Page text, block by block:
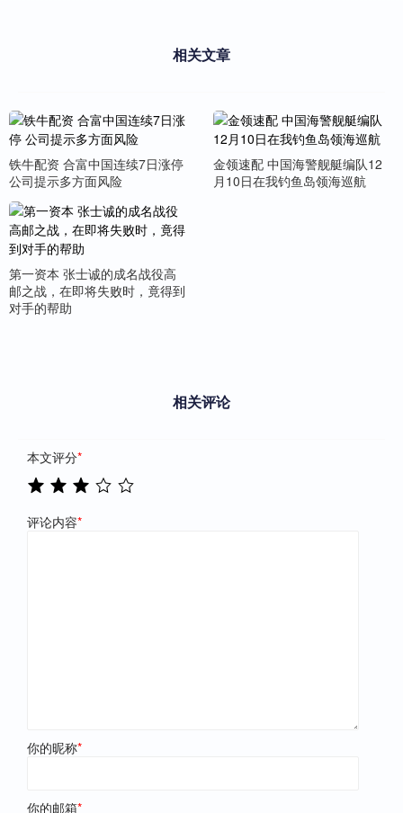
相关文章
铁牛配资 合富中国连续7日涨停
公司提示多方面风险
金领速配 中国海警舰艇编队12
月10日在我钓鱼岛领海巡航
第一资本 张士诚的成名战役高
邮之战，在即将失败时，竟得到
对手的帮助
相关评论
本文评分*
评论内容*
你的昵称*
你的邮箱*